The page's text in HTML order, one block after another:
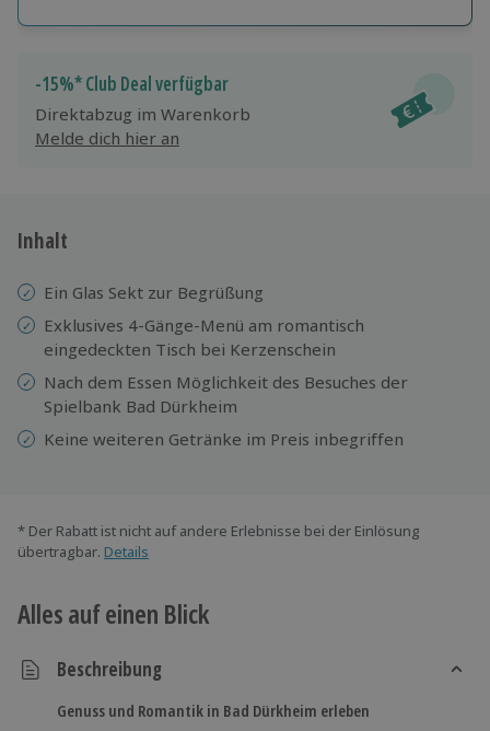
Jeder Gutschein für alle Erlebnisse einlösbar.
Maximale Sicherheit
10 Jahre gültig & verlängerbar.
-15%* Club Deal verfügbar
Direktabzug im Warenkorb
Melde dich hier an
Inhalt
Ein Glas Sekt zur Begrüßung
Exklusives 4-Gänge-Menü am romantisch
eingedeckten Tisch bei Kerzenschein
Nach dem Essen Möglichkeit des Besuches der
Spielbank Bad Dürkheim
Keine weiteren Getränke im Preis inbegriffen
* Der Rabatt ist nicht auf andere Erlebnisse bei der Einlösung
übertragbar. Details
Alles auf einen Blick
Beschreibung
Genuss und Romantik in Bad Dürkheim erleben